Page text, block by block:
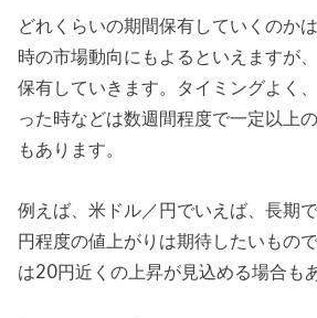
どれくらいの期間保有していくのか
時の市場動向にもよるといえますが
保有していきます。タイミングよく
った時などは数週間程度で一定以上
もあります。
例えば、米ドル／円でいえば、長期
円程度の値上がりは期待したいもの
は20円近くの上昇が見込める場合も